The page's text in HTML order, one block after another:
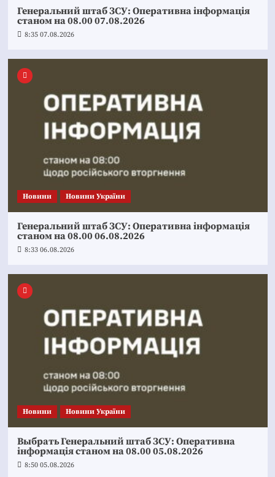
Генеральний штаб ЗСУ: Оперативна інформація
станом на 08.00 07.08.2026
8:35 07.08.2026
Новини Новини України
Генеральний штаб ЗСУ: Оперативна інформація
станом на 08.00 06.08.2026
8:33 06.08.2026
Новини Новини України
Выбрать Генеральний штаб ЗСУ: Оперативна
інформація станом на 08.00 05.08.2026
8:50 05.08.2026